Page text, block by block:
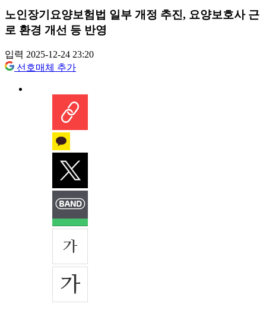
노인장기요양보험법 일부 개정 추진, 요양보호사 근
로 환경 개선 등 반영
입력 2025-12-24 23:20
선호매체 추가